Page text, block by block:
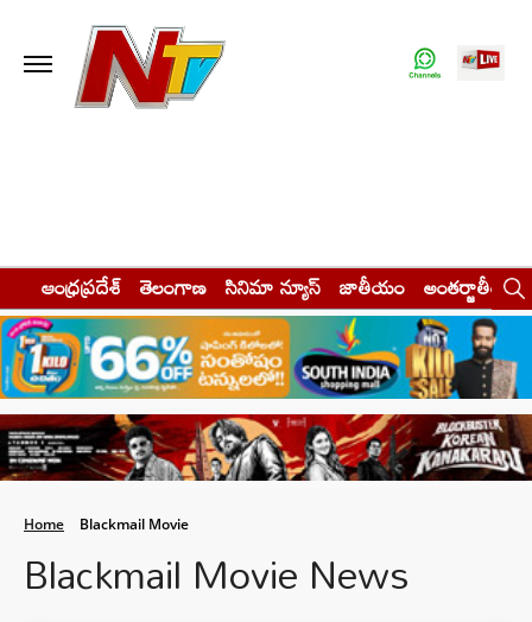
ఆంధ్రప్రదేశ్ తెలంగాణ సినిమా న్యూస్ జాతీయం అంతర్జాతీయం
Home Blackmail Movie
Blackmail Movie News